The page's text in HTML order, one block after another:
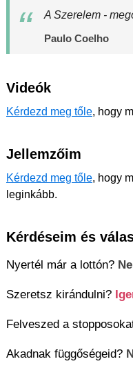
A Szerelem -
Paulo Coelho
Videók
Kérdezd meg tőle, hogy
Jellemzőim
Kérdezd meg tőle, hogy
leginkább.
Kérdéseim és
Nyertél már a lottón?
Szeretsz kirándulni?
Felveszed a
Akadnak függőségeid?